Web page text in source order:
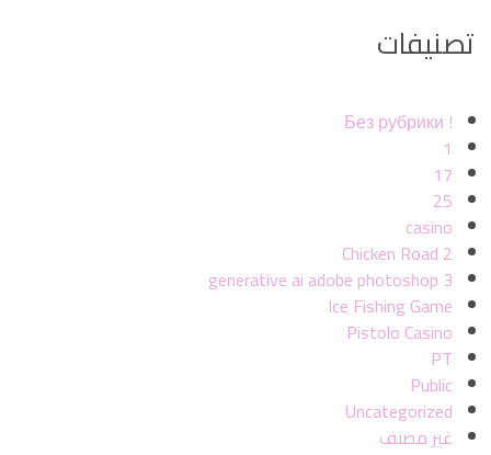
تصنيفات
! Без рубрики
1
17
25
casino
Chicken Road 2
generative ai adobe photoshop 3
Ice Fishing Game
Pistolo Casino
PT
Public
Uncategorized
غير مصنف